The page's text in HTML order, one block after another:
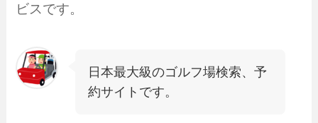
ビスです。
日本最大級のゴルフ場検索、予
約サイトです。